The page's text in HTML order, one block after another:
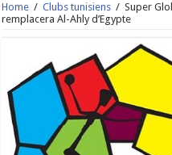
Home / Clubs tunisiens / Super
remplacera Al-Ahly d’Egypte